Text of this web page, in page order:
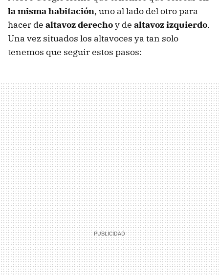
la misma habitación, uno al lado del otro para
hacer de altavoz derechoy de altavoz izquierdo.
Una vez situados los altavoces ya tan solo
tenemos que seguir estos pasos: